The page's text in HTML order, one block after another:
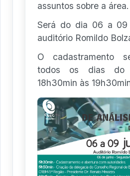
assuntos sobre a área.
Será do dia 06 a 09
auditório Romildo
O cadastramento
todos os dias do
18h30min às